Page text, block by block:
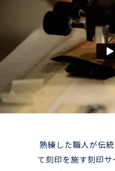
熟練した職人が伝
て刻印を施す刻印サ